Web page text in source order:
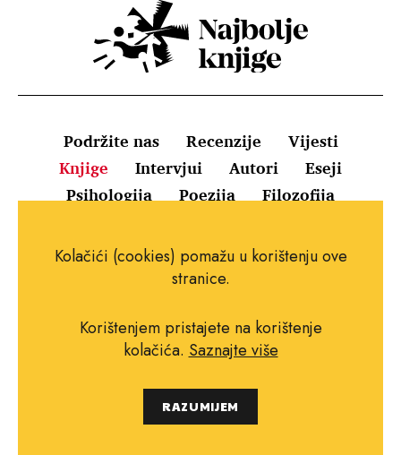
Podržite nas Recenzije
Vijesti
Knjige
Intervjui Autori
Eseji
Psihologija
Poezija Filozofija
Uvjeti korištenja
Pravila o kolačićima
Impressum
Copyright © 2010.-2021. najboljeknjige.com.
Kolačići (cookies) pomažu u korištenju ove
stranice.
Korištenjem pristajete na korištenje
kolačića. Saznajte više
RAZUMIJEM